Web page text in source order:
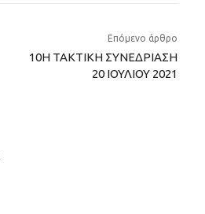
Επόμενο άρθρο
10Η ΤΑΚΤΙΚΗ ΣΥΝΕΔΡΙΑΣΗ
20 ΙΟΥΛΙΟΥ 2021